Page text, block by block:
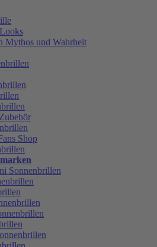
Mythos und Wahrheit
Shop
Sonnenbrillen